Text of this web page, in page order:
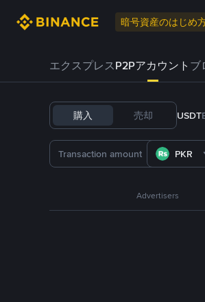
暗号資産のはじめ
エクスプレスP2Pアカウント ブ
購入 売却 USDT
PKR
Advertisers